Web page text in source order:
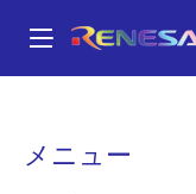
ン
メニュー
パ